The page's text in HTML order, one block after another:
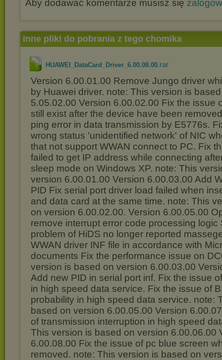
Aby dodawać komentarze musisz się
Inne pliki do pobrania z tego chomika
HUAWEI_DataCard_Driver_6.00.08.00.rar
Version 6.00.01.00 Remove Jungo driver
by Huawei driver. note: This version is
5.05.02.00 Version 6.00.02.00 Fix the issue
still exist after the device have been
ping error in data transmission by E5776s.
wrong status 'unidentified network' of NIC
that not support WWAN connect to PC. Fix
failed to get IP address while connecting
sleep mode on Windows XP. note: This
version 6.00.01.00 Version 6.00.03.00 Add
PID Fix serial port driver load failed when
and data card at the same time. note: This
on version 6.00.02.00. Version 6.00.05.00
remove interrupt error code processing logic
problem of HiDS no longer reported
WWAN driver INF file in accordance with
documents Fix the performance issue on
version is based on version 6.00.03.00
Add new PID in serial port inf. Fix the issue
in high speed data service. Fix the issue of
probability in high speed data service. note:
based on version 6.00.05.00 Version
of transmission interruption in high speed
This version is based on version 6.00.06.00
6.00.08.00 Fix the issue of pc blue screen
removed. note: This version is based on